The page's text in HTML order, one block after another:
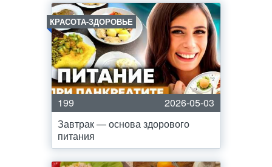
КРАСОТА-ЗДОРОВЬЕ
199
2026-05-03
Завтрак — основа здорового
питания